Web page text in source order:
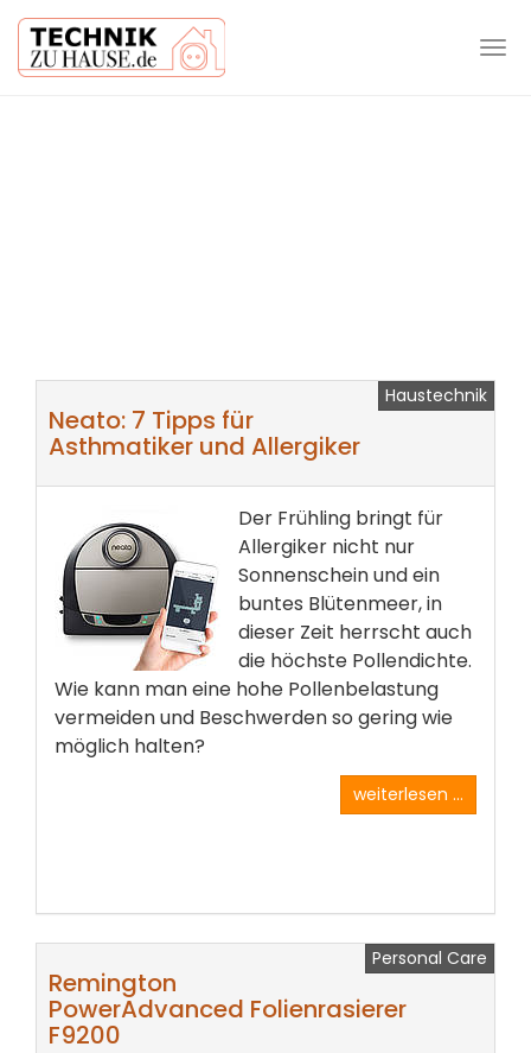
Haustechnik
Neato: 7 Tipps für
Asthmatiker und Allergiker
Der Frühling bringt für
Allergiker nicht nur
Sonnenschein und ein
buntes Blütenmeer, in
dieser Zeit herrscht auch
die höchste Pollendichte.
Wie kann man eine hohe Pollenbelastung
vermeiden und Beschwerden so gering wie
möglich halten?
weiterlesen ...
Personal Care
Remington
PowerAdvanced Folienrasierer
F9200